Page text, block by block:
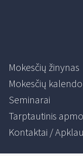
Mokesčių žinynas
Mokesčių
Seminarai
Tarptautinis
Kontaktai /